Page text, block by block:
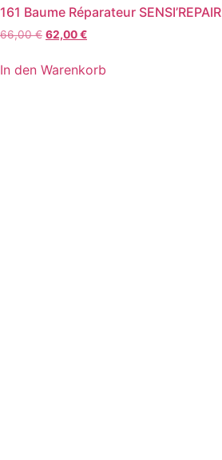
161 Baume Réparateur SENSI’REPAIR
66,00€ Ursprünglicher
war:
62,00€Aktueller
ist:
In den Warenkorb